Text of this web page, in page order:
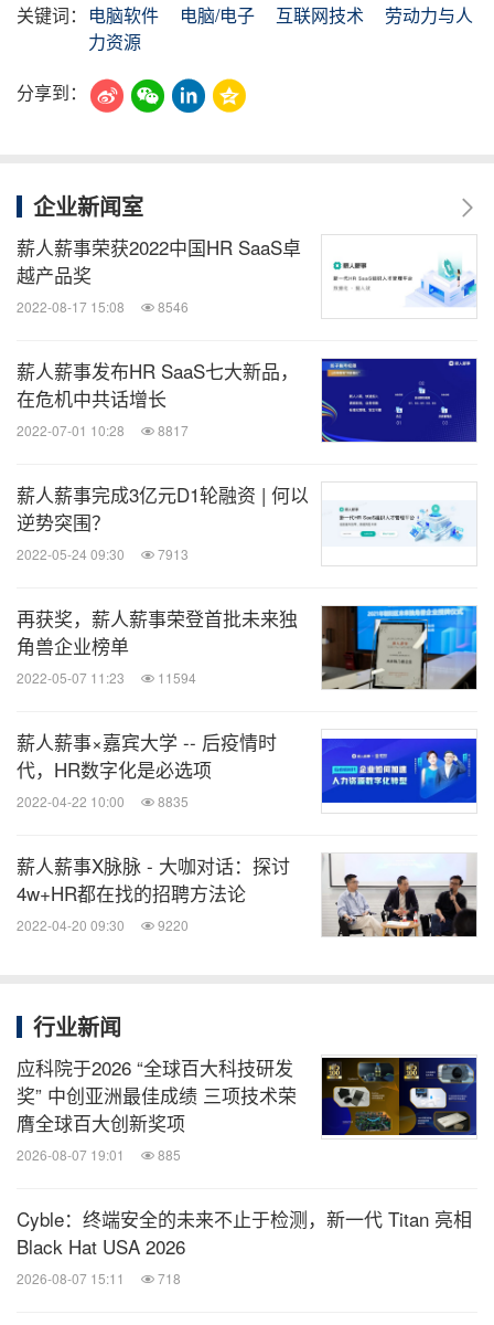
关键词： 电脑软件 电脑/电子 互联网技术
劳动力与人
力资源
分享到：
企业新闻室
薪人薪事荣获2022中国HR SaaS卓
越产品奖
2022-08-17 15:08 8546
薪人薪事发布HR SaaS七大新品，
在危机中共话增长
2022-07-01 10:28 8817
薪人薪事完成3亿元D1轮融资 | 何以
逆势突围？
2022-05-24 09:30 7913
再获奖，薪人薪事荣登首批未来独
角兽企业榜单
2022-05-07 11:23 11594
薪人薪事×嘉宾大学 -- 后疫情时
代，HR数字化是必选项
2022-04-22 10:00 8835
薪人薪事X脉脉 - 大咖对话：探讨
4w+HR都在找的招聘方法论
2022-04-20 09:30 9220
行业新闻
应科院于2026 “全球百大科技研发
奖” 中创亚洲最佳成绩 三项技术荣
膺全球百大创新奖项
2026-08-07 19:01 885
Cyble：终端安全的未来不止于检测，新一代 Titan 亮相
Black Hat USA 2026
2026-08-07 15:11 718